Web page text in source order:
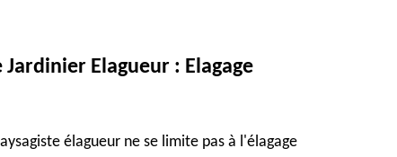
Jardinier Elagueur : Elagage
élagueur ne se limite pas à l'élagage